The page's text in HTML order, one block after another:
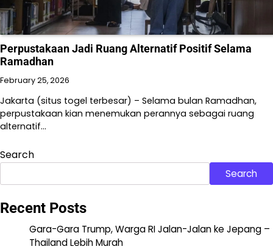
Perpustakaan Jadi Ruang Alternatif Positif Selama
Ramadhan
February 25, 2026
Jakarta (situs togel terbesar) – Selama bulan Ramadhan,
perpustakaan kian menemukan perannya sebagai ruang
alternatif…
Search
Search
Recent Posts
Gara-Gara Trump, Warga RI Jalan-Jalan ke Jepang –
Thailand Lebih Murah